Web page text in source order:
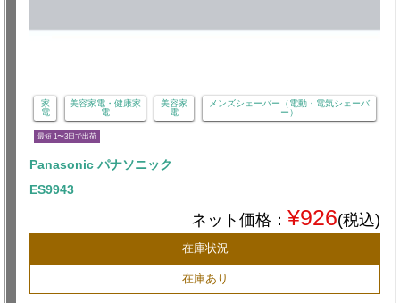
家
電
美容家電・健康家
電
美容家
電
メンズシェーバー（電動・電気シェーバ
ー）
最短 1〜3日で出荷
Panasonic パナソニック
ES9943
ネット価格： ¥926(税込)
在庫状況
在庫あり